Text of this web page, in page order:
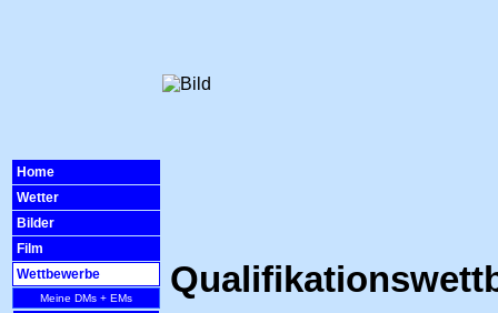
Home
Wetter
Bilder
Film
Wettbewerbe
Meine DMs + EMs